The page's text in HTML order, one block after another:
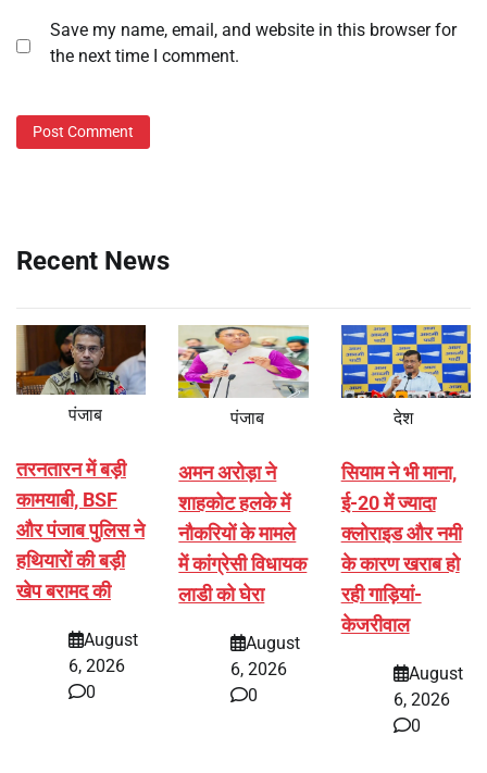
Save my name, email, and website in this browser for
the next time I comment.
Recent News
पंजाब
तरनतारन में बड़ी
कामयाबी, BSF
और पंजाब पुलिस ने
हथियारों की बड़ी
खेप बरामद की
August
6, 2026
0
पंजाब
अमन अरोड़ा ने
शाहकोट हलके में
नौकरियों के मामले
में कांग्रेसी विधायक
लाडी को घेरा
August
6, 2026
0
देश
सियाम ने भी माना,
ई-20 में ज्यादा
क्लोराइड और नमी
के कारण खराब हो
रही गाड़ियां-
केजरीवाल
August
6, 2026
0